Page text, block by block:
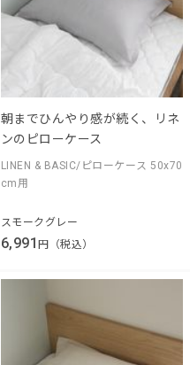
朝までひんやり感が続く、リネ
ンのピローケース
LINEN & BASIC/ピローケース 50x70
cm用
スモークグレー
6,991 円（税込）